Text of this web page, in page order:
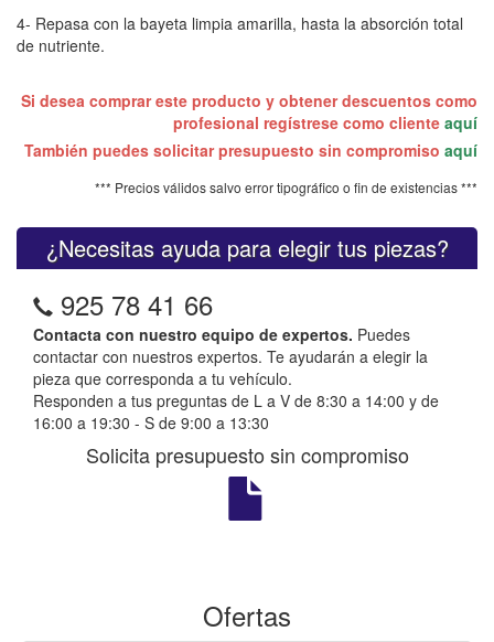
4- Repasa con la bayeta limpia amarilla, hasta la absorción total
de nutriente.
Si desea comprar este producto y obtener descuentos como
profesional regístrese como cliente aquí
También puedes solicitar presupuesto sin compromiso aquí
*** Precios válidos salvo error tipográfico o fin de existencias ***
¿Necesitas ayuda para elegir tus piezas?
925 78 41 66
Contacta con nuestro equipo de expertos. Puedes
contactar con nuestros expertos. Te ayudarán a elegir la
pieza que corresponda a tu vehículo.
Responden a tus preguntas de L a V de 8:30 a 14:00 y de
16:00 a 19:30 - S de 9:00 a 13:30
Solicita presupuesto sin compromiso
Ofertas